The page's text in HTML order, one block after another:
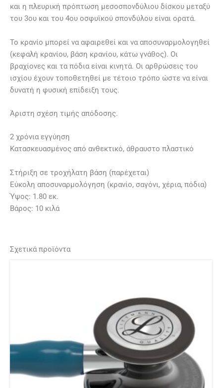
και η πλευρική πρόπτωση μεσοσπονδύλιου δίσκου μεταξύ
του 3ου και του 4ου οσφυϊκού σπονδύλου είναι ορατά.
Το κρανίο μπορεί να αφαιρεθεί και να αποσυναρμολογηθεί
(κεφαλή κρανίου, βάση κρανίου, κάτω γνάθος). Οι
βραχίονες και τα πόδια είναι κινητά. Οι αρθρώσεις του
ισχίου έχουν τοποθετηθεί με τέτοιο τρόπο ώστε να είναι
δυνατή η φυσική επίδειξη τους.
Άριστη σχέση τιμής απόδοσης.
2 χρόνια εγγύηση
Κατασκευασμένος από ανθεκτικό, άθραυστο πλαστικό
Στήριξη σε τροχήλατη βάση (παρέχεται)
Εύκολη αποσυναρμολόγηση (κρανίο, σαγόνι, χέρια, πόδια)
Ύψος: 1.80 εκ.
Βάρος: 10 κιλά
Σχετικά προϊόντα